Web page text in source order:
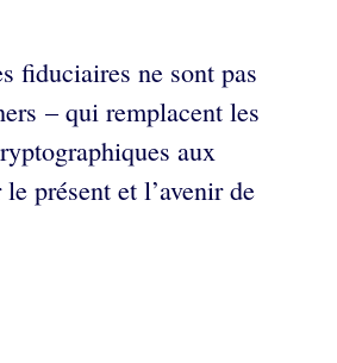
fiduciaires ne sont pas
– qui remplacent les
aux
présent et l’avenir de